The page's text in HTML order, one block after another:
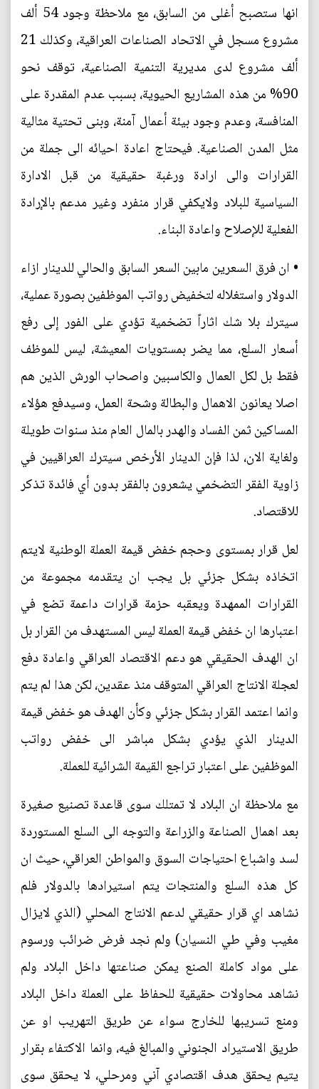
انها ستصبح أغلى من السابق، مع ملاحظة وجود 54 ألف
مشروع مسجل في الاتحاد الصناعات العراقية، وكذلك 21
ألف مشروع لدى مديرية التنمية الصناعية، توقف نحو
90% من هذه المشاريع الحيوية، بسبب عدم المقدرة على
المنافسة، وعدم وجود بيئة أعمال آمنة، وبنى تحتية مثالية
مثل المدن الصناعية. فيحتاج اعادة احيائه الى جملة من
القرارات والى ارادة ورغبة حقيقية من قبل الادارة
السياسية للبلاد ولايكفي قرار منفرد وغير مدعم بالإرادة
الفعلية للإصلاح واعادة البناء.
• ان فرق السعرين مابين السعر السابق والحالي للدينار ازاء
الدولار واستغلاله لتخفيض رواتب الموظفين بصورة عملية،
سيترك بلا شك اثاراً تضخمية تؤدي على الفور إلى رفع
أسعار السلع، مما يضر بمستويات المعيشة، ليس للموظف
فقط بل لكل العمال والكاسبين واصحاب الورش الذين هم
اصلا يعانون الاهمال والبطالة وشحة العمل، وسيدفع هؤلاء
المساكين ثمن الفساد والهدر بالمال العام منذ سنوات طويلة
ولغاية الان، لذا فإن الدينار الأرخص سيترك العراقيين في
زاوية الفقر التضخمي يشعرون بالفقر بدون أي فائدة تذكر
للاقتصاد.
لعل قرار بمستوى وحجم خفض قيمة العملة الوطنية لايتم
اتخاذه بشكل جزئي بل يجب ان يتقدمه مجموعة من
القرارات الممهدة ويعقبه حزمة قرارات داعمة تضع في
اعتبارها ان خفض قيمة العملة ليس المستهدف من القرار بل
ان الهدف الحقيقي هو دعم الاقتصاد العراقي واعادة دفع
لعجلة الانتاج العراقي المتوقف منذ عقدين، لكن هذا لم يتم
وانما اعتمد القرار بشكل جزئي وكأن الهدف هو خفض قيمة
الدينار الذي يؤدي بشكل مباشر الى خفض رواتب
الموظفين على اعتبار تراجع القيمة الشرائية للعملة.
مع ملاحظة ان البلاد لا تمتلك سوى قاعدة تصنيع صغيرة
بعد اهمال الصناعة والزراعة والتوجه الى السلع المستوردة
لسد واشباع احتياجات السوق والمواطن العراقي، حيث ان
كل هذه السلع والمنتجات يتم استيرادها بالدولار فلم
نشاهد اي قرار حقيقي لدعم الانتاج المحلي (الذي لايزال
مغيب وفي طي النسيان) ولم نجد فرض ضرائب ورسوم
على مواد كاملة الصنع يمكن صناعتها داخل البلاد ولم
نشاهد محاولات حقيقية للحفاظ على العملة داخل البلاد
ومنع تسريبها للخارج سواء عن طريق التهريب او عن
طريق الاستيراد الجنوني والمبالغ فيه، وانما الاكتفاء بقرار
يتيم يحقق هدف اقتصادي آني ومرحلي، لا يحقق سوى